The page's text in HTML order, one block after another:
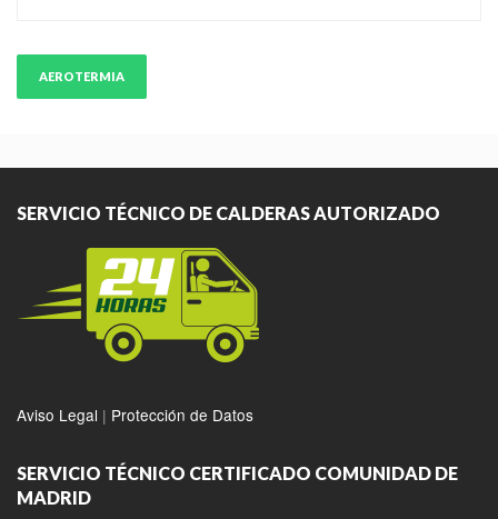
AEROTERMIA
SERVICIO TÉCNICO DE CALDERAS AUTORIZADO
Aviso Legal | Protección de Datos
SERVICIO TÉCNICO CERTIFICADO COMUNIDAD DE
MADRID